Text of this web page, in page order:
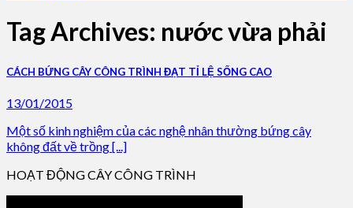
Tag Archives: nước vừa phải
CÁCH BỨNG CÂY CÔNG TRÌNH ĐẠT TỈ LỆ SỐNG CAO
13/01/2015
Một số kinh nghiệm của các nghệ nhân thường bứng cây
không đất về trồng [...]
HOẠT ĐỘNG CÂY CÔNG TRÌNH